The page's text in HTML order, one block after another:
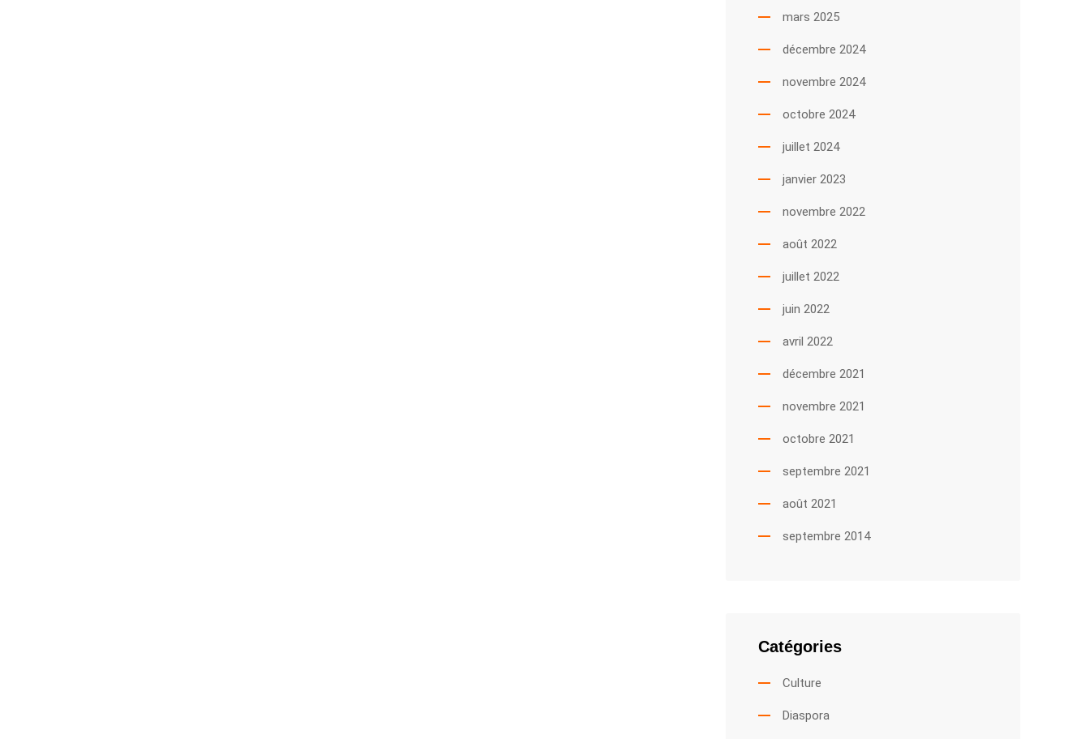
mars 2025
décembre 2024
novembre 2024
octobre 2024
juillet 2024
janvier 2023
novembre 2022
août 2022
juillet 2022
juin 2022
avril 2022
décembre 2021
novembre 2021
octobre 2021
septembre 2021
août 2021
septembre 2014
Catégories
Culture
Diaspora